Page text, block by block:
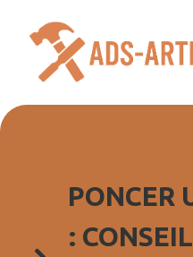
PONCER
: